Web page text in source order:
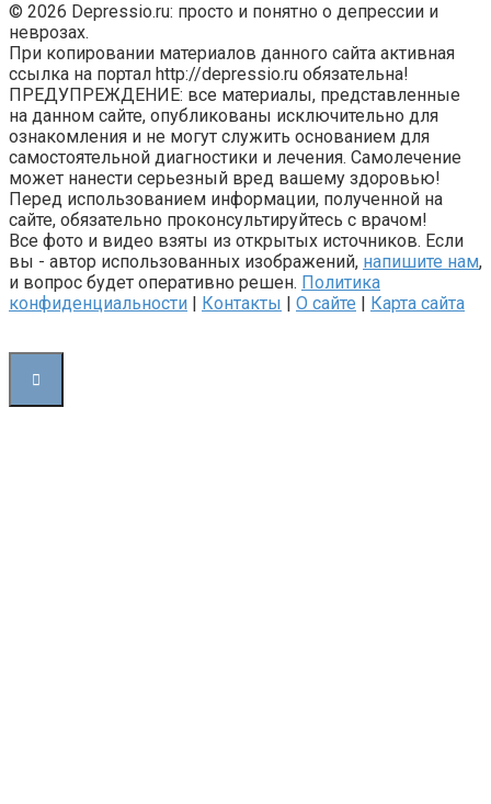
© 2026 Depressio.ru: просто и понятно о депрессии и
неврозах.
При копировании материалов данного сайта активная
ссылка на портал http://depressio.ru обязательна!
ПРЕДУПРЕЖДЕНИЕ: все материалы, представленные
на данном сайте, опубликованы исключительно для
ознакомления и не могут служить основанием для
самостоятельной диагностики и лечения. Самолечение
может нанести серьезный вред вашему здоровью!
Перед использованием информации, полученной на
сайте, обязательно проконсультируйтесь с врачом!
Все фото и видео взяты из открытых источников. Если
вы - автор использованных изображений, напишите нам,
и вопрос будет оперативно решен. Политика
конфиденциальности
Контакты О сайте Карта сайта